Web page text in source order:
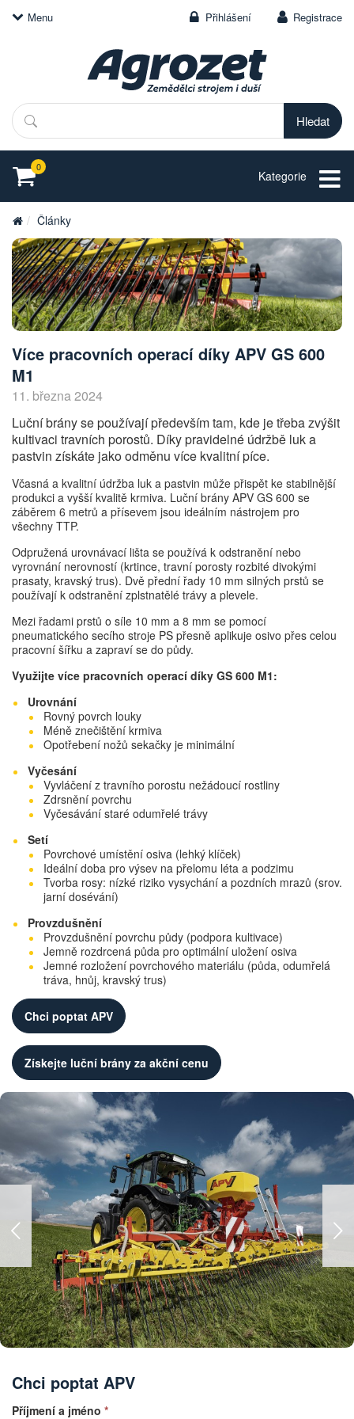
Menu Přihlášení Registrace
Hledat
0
Kategorie
Články
Více pracovních operací díky APV GS 600
M1
11. března 2024
Luční brány se používají především tam, kde je třeba zvýšit
kultivaci travních porostů. Díky pravidelné údržbě luk a
pastvin získáte jako odměnu více kvalitní píce.
Včasná a kvalitní údržba luk a pastvin může přispět ke stabilnější
produkci a vyšší kvalitě krmiva. Luční brány APV GS 600 se
záběrem 6 metrů a přísevem jsou ideálním nástrojem pro
všechny TTP.
Odpružená urovnávací lišta se používá k odstranění nebo
vyrovnání nerovností (krtince, travní porosty rozbité divokými
prasaty, kravský trus). Dvě přední řady 10 mm silných prstů se
používají k odstranění zplstnatělé trávy a plevele.
Mezi řadami prstů o síle 10 mm a 8 mm se pomocí
pneumatického secího stroje PS přesně aplikuje osivo přes celou
pracovní šířku a zapraví se do půdy.
Využijte více pracovních operací díky GS 600 M1:
Urovnání
Rovný povrch louky
Méně znečištění krmiva
Opotřebení nožů sekačky je minimální
Vyčesání
Vyvláčení z travního porostu nežádoucí rostliny
Zdrsnění povrchu
Vyčesávání staré odumřelé trávy
Setí
Povrchové umístění osiva (lehký klíček)
Ideální doba pro výsev na přelomu léta a podzimu
Tvorba rosy: nízké riziko vysychání a pozdních mrazů (srov.
jarní dosévání)
Provzdušnění
Provzdušnění povrchu půdy (podpora kultivace)
Jemně rozdrcená půda pro optimální uložení osiva
Jemné rozložení povrchového materiálu (půda, odumřelá
tráva, hnůj, kravský trus)
Chci poptat APV
Získejte luční brány za akční cenu
Chci poptat APV
Příjmení a jméno *